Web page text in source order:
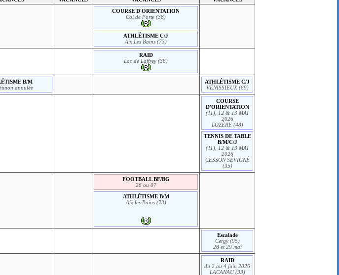
COURSE D'ORIENTATION
Col de Porte (38)
ATHLÉTISME C/J
Aix Les Bains (73)
RAID
Lac de Laffrey (38)
B/M
annulée
ATHLÉTISME C/J
VÉNISSIEUX (69)
COURSE
D'ORIENTATION
(11), 12 & 13 MAI
2026
LOZÈRE (48)
TENNIS DE TABLE
B/M/C/J
(11), 12 & 13 MAI
2026
CESSON SÉVIGNÉ
(35)
FOOTBALL BF/BG
26 ou 07
ATHLÉTISME B/M
Aix les Bains (73)
Escalade
Cergy (95)
28 et 29 mai
RAID
du 2 au 4 juin 2026
LACANAU (33)